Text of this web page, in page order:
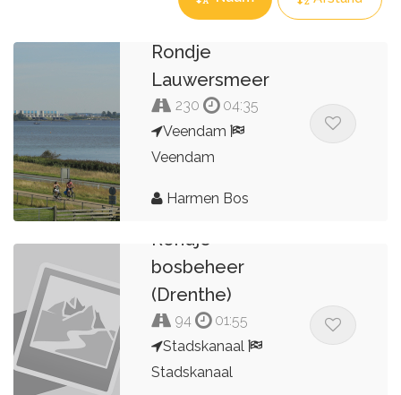
Rondje
Lauwersmeer
230
04:35
Veendam
Veendam
Harmen Bos
Rondje
bosbeheer
(Drenthe)
94
01:55
Stadskanaal
Stadskanaal